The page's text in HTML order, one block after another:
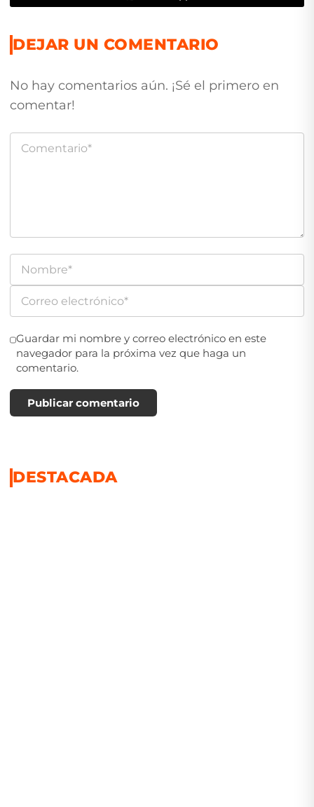
DEJAR UN COMENTARIO
No hay comentarios aún. ¡Sé el primero en
comentar!
Guardar mi nombre y correo electrónico en este
navegador para la próxima vez que haga un
comentario.
Publicar comentario
DESTACADA